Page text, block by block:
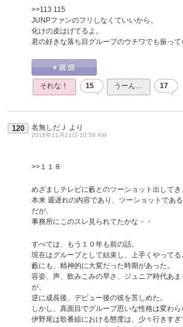
>>113 115
JUNPファンのフリしなくていいから。
化けの皮はげてるよ。
君の好きな落ち目グループのウチワでも振って
それな！ 15 うーん… 17
120 名無しだＪ より
2016年11月11日 10:58 AM
>>１１８
めざましテレビに藪とのツーショット出してき
本来 週遅れの内容であり、ツーショットであ
だが、
事務所にこのスレ見られてたかな・・
すべては、もう１０年も前の話。
現在はグループとして結束し、上手くやってる
藪にも、精神的に大変だった時期があった。
容姿、声、飲みこみの早さ、ジュニア時代あ
が、
逆に成長後、デビュー後の彼を苦しめた。
しかし、真面目でグループ思いな性格は変わら
伊野尾は歌番組における態度は、少々行きすぎ